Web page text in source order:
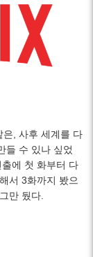
은, 사후 세계를 다
들 수 있나 싶었
에 첫 화부터 다
서 3화까지 봤으
만 뒀다.